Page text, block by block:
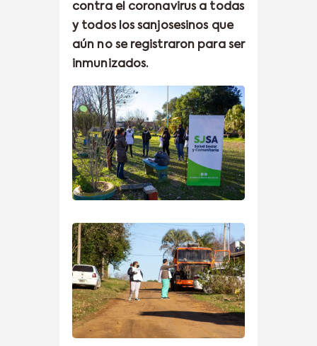
contra el coronavirus a todas
y todos los sanjosesinos que
aún no se registraron para ser
inmunizados.